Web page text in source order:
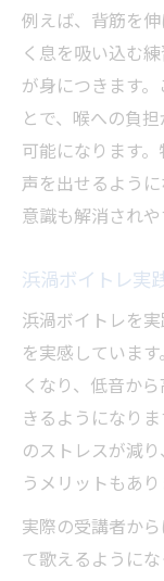
例えば、背筋を
く息を吸い込む
が身につきます
とで、喉への負
可能になります
声を出せるよう
意識も解消されや
浜渦ボイトレ実
浜渦ボイトレを
を実感していま
くなり、低音か
きるようになり
のストレスが減
うメリットもあり
実際の受講者か
て歌えるように